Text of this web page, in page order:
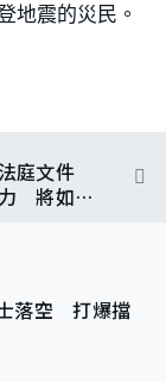
地震的災民。
庭文件
將如期
落空 打爆擋